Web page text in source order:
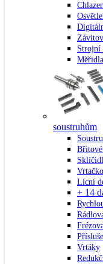
Strojní
Měřidla
soustruhům
Lícní
+ 14
Vrtáky